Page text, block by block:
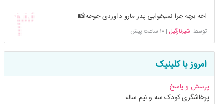
اخه بچه جرا نمیخوابی پدر مارو داوردی جوجه📸
توسط شیرنارگیل | 10 ساعت پیش
امروز با کلینیک
پرسش و پاسخ
پرخاشگری کودک سه و نیم ساله